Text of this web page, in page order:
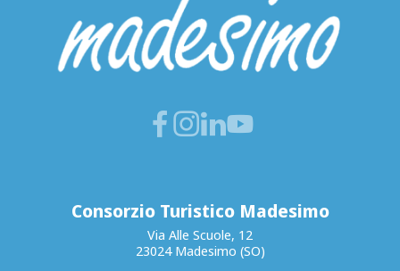
Consorzio Turistico Madesimo
Via Alle Scuole, 12
23024 Madesimo (SO)